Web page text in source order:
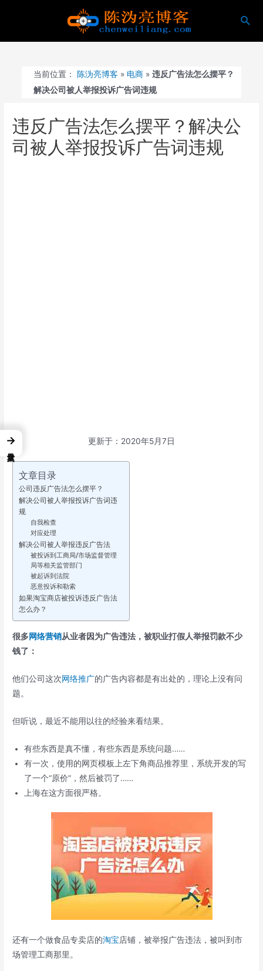
搜
当前位置： 陈沩亮博客 » 电商 »违反广告法怎么摆平？
解决公司被人举报投诉广告词违规
违反广告法怎么摆平？解决公
司被人举报投诉广告词违规
更新于：2020年5月7日
文章目录
公司违反广告法怎么摆平？
解决公司被人举报投诉广告词违
规
自我检查
对应处理
解决公司被人举报违反广告法
被投诉到工商局/市场监督管理
局等相关监管部门
被起诉到法院
恶意投诉和勒索
如果淘宝商店被投诉违反广告法
怎么办？
很多网络营销从业者因为广告违法，被职业打假人举报罚款不少
钱了：
他们公司这次网络推广的广告内容都是有出处的，理论上没有问
题。
但听说，最近不能用以往的经验来看结果。
有些东西是真不懂，有些东西是系统问题……
有一次，使用的网页模板上左下角商品推荐里，系统开发的写
了一个“原价”，然后被罚了……
上海在这方面很严格。
还有一个做食品专卖店的淘宝店铺，被举报广告违法，被叫到市
场管理工商那里。
→